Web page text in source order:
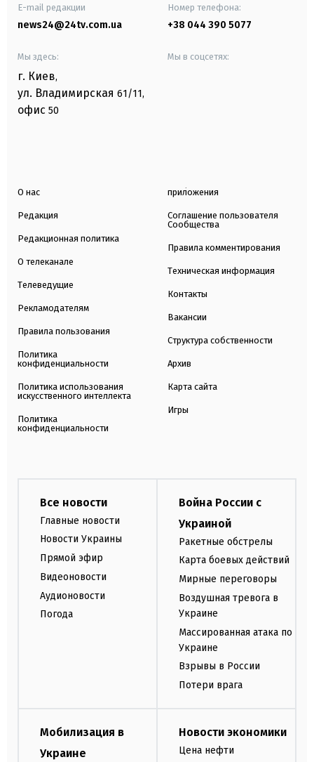
E-mail редакции
news24@24tv.com.ua
Номер телефона:
+38 044 390 5077
Мы здесь:
г. Киев,
ул. Владимирская 61/11,
офис 50
Мы в соцсетях:
О нас
Редакция
Редакционная политика
О телеканале
Телеведущие
Рекламодателям
Правила пользования
Политика
конфиденциальности
Политика использования
искусственного интеллекта
Политика
конфиденциальности
приложения
Соглашение пользователя
Сообщества
Правила комментирования
Техническая информация
Контакты
Вакансии
Структура собственности
Архив
Карта сайта
Игры
Все новости
Главные новости
Новости Украины
Прямой эфир
Видеоновости
Аудионовости
Погода
Война России с
Украиной
Ракетные обстрелы
Карта боевых действий
Мирные переговоры
Воздушная тревога в
Украине
Массированная атака по
Украине
Взрывы в России
Потери врага
Мобилизация в
Украине
Новости экономики
Цена нефти